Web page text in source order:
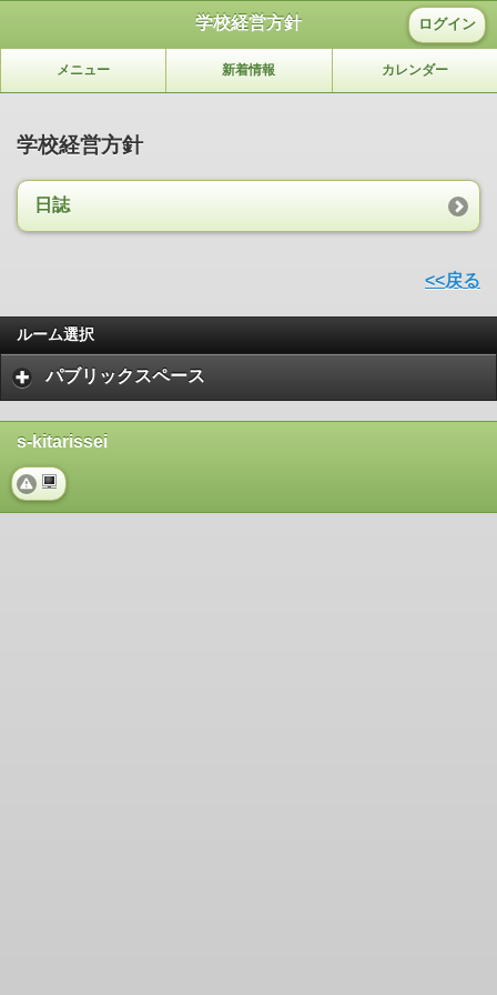
学校経営方針 ログイン
メニュー 新着情報 カレンダー
学校経営方針
日誌
<<戻る
ルーム選択
パブリックスペース
s-kitarissei